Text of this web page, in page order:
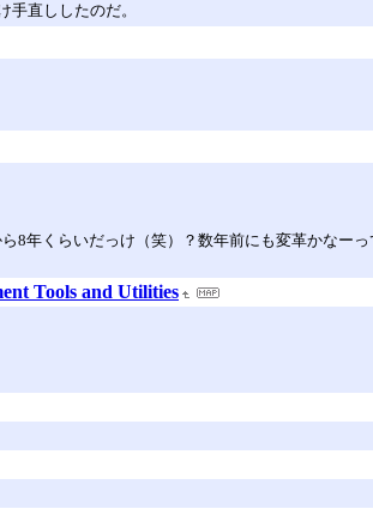
直ししたのだ。
8年くらいだっけ（笑）？数年前にも変革かなー
Tools and Utilities